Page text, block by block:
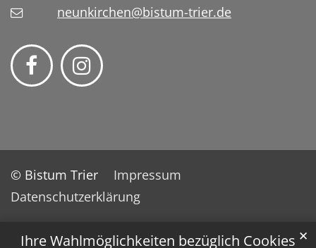
Ihre Wahlmöglichkeiten bezüglich Cookies ✕
neunkirchen@bistum-trier.de
© Bistum Trier
Impressum
Datenschutzerklärung